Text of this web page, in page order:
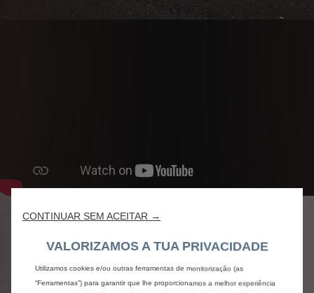
DOS VEÍCULOS
UTILITÁRIOS CITROËN
CONTINUAR SEM ACEITAR →
VALORIZAMOS A TUA PRIVACIDADE
Utilizamos cookies e/ou outras ferramentas de monitorização (as
“Ferramentas”) para garantir que lhe proporcionamos a melhor experiência